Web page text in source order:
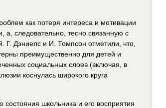
как потеря интереса и мотивации
а, следовательно, тесно связанную с
Г. Дэниелс и И. Томпсон отметили, что,
преимущественно для детей и
социальных слоев (включая, в
коснулась широкого круга
школьника и его восприятия